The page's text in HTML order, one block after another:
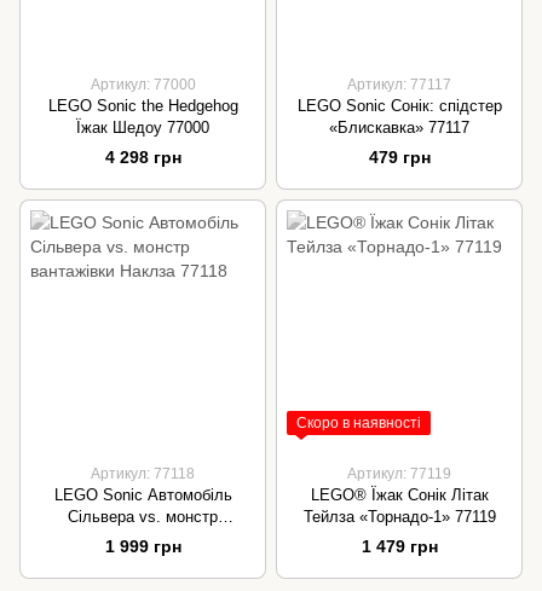
Артикул: 77000
LEGO Sonic the Hedgehog
Їжак Шедоу 77000
4 298 грн
Артикул: 77117
LEGO Sonic Сонік: спідстер
«Блискавка» 77117
479 грн
Артикул: 77118
LEGO Sonic Автомобіль
Сільвера vs. монстр
вантажівки Наклза 77118
1 999 грн
Скоро в наявності
Артикул: 77119
LEGO® Їжак Сонік Літак
Тейлза «Торнадо-1» 77119
1 479 грн